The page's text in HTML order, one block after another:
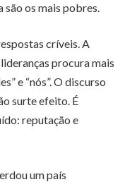
são os mais pobres.
críveis. A
procura mais
e “nós”. O discurso
surte efeito. É
reputação e
um país